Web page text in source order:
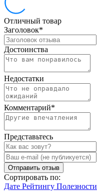
Отличный товар
Заголовок*
Достоинства
Недостатки
Комментарий*
Представьтесь
Отправить отзыв
Сортировать по:
Дате Рейтингу Полезности